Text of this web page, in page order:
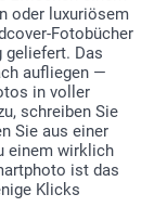
oder luxuriösem
Fotobücher
geliefert. Das
aufliegen —
in voller
schreiben Sie
Sie aus einer
einem wirklich
ist das
Klicks